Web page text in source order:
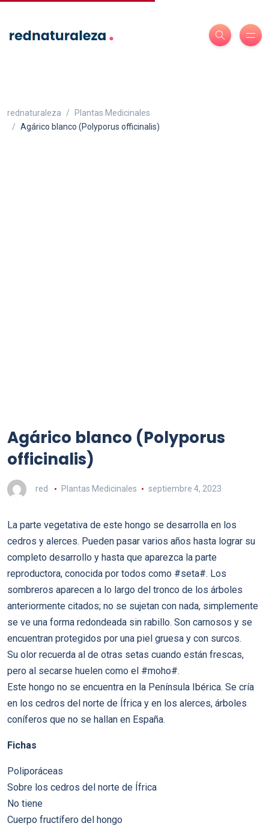
rednaturaleza
Plantas Medicinales
Agárico blanco (Polyporus officinalis)
Agárico blanco (Polyporus
officinalis)
red Plantas Medicinales septiembre 4, 2023
La parte vegetativa de este hongo se desarrolla en los
cedros y alerces. Pueden pasar varios años hasta lograr su
completo desarrollo y hasta que aparezca la parte
reproductora, conocida por todos como #seta#. Los
sombreros aparecen a lo largo del tronco de los árboles
anteriormente citados; no se sujetan con nada, simplemente
se ve una forma redondeada sin rabillo. Son carnosos y se
encuentran protegidos por una piel gruesa y con surcos.
Su olor recuerda al de otras setas cuando están frescas,
pero al secarse huelen como el #moho#.
Este hongo no se encuentra en la Península Ibérica. Se cría
en los cedros del norte de Ífrica y en los alerces, árboles
coníferos que no se hallan en España.
Fichas
Poliporáceas
Sobre los cedros del norte de Ífrica
No tiene
Cuerpo fructífero del hongo